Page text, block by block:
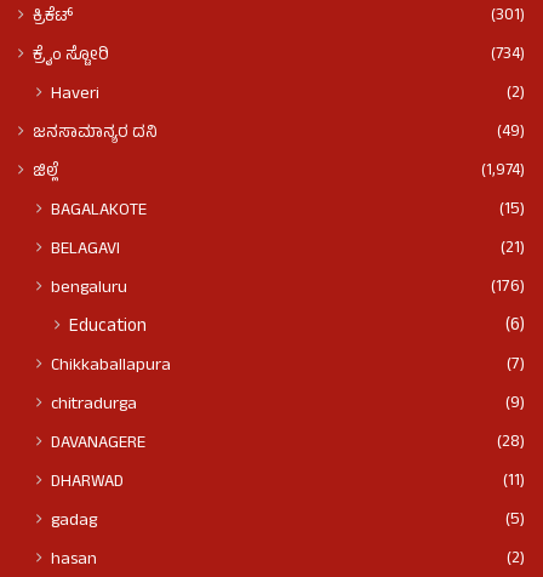
ಕ್ರಿಕೆಟ್
(301)
ಕ್ರೈಂ ಸ್ಟೋರಿ
(734)
Haveri (2)
ಜನಸಾಮಾನ್ಯರ ದನಿ
(49)
ಜಿಲ್ಲೆ
(1,974)
BAGALAKOTE
(15)
BELAGAVI
(21)
bengaluru
(176)
Education (6)
Chikkaballapura
(7)
chitradurga
(9)
DAVANAGERE
(28)
DHARWAD
(11)
gadag
(5)
hasan
(2)